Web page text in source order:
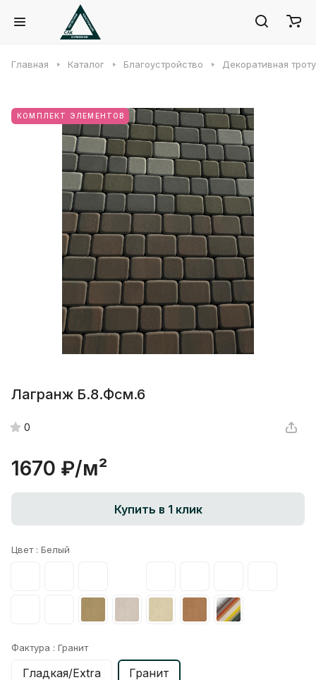
Главная Каталог Благоустройство Декоративная
КОМПЛЕКТ ЭЛЕМЕНТОВ
Лагранж Б.8.Фсм.6
0
1670 ₽/м²
Купить в 1 клик
Цвет : Белый
Фактура : Гранит
Гладкая/Extra Гранит